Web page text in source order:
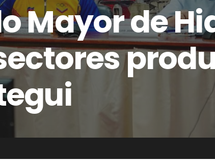
Mayor de